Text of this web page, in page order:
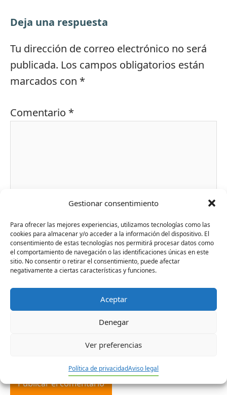
Gestionar consentimiento
Para ofrecer las mejores experiencias, utilizamos tecnologías como las
cookies para almacenar y/o acceder a la información del dispositivo. El
consentimiento de estas tecnologías nos permitirá procesar datos como
el comportamiento de navegación o las identificaciones únicas en este
sitio. No consentir o retirar el consentimiento, puede afectar
negativamente a ciertas características y funciones.
Aceptar
Denegar
Ver preferencias
Política de privacidadAviso legal
Deja una respuesta
Tu dirección de correo electrónico no será
publicada. Los campos obligatorios están
marcados con *
Comentario *
Nombre*
Correo
electrónico*